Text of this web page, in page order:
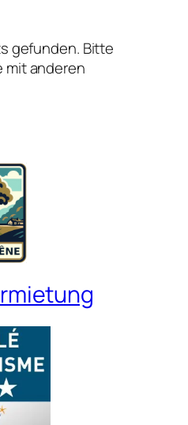
gefunden. Bitte
mit anderen